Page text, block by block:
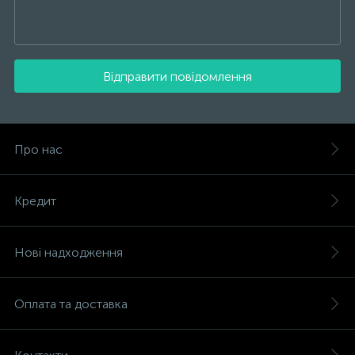
Відправити повідомлення
Про нас
Кредит
Нові надходження
Оплата та доставка